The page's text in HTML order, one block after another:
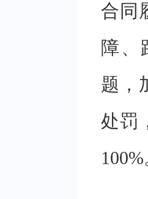
合同
障、
题，
处罚
100%